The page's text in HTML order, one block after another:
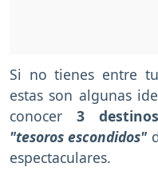
Si no tienes entre
estas son algunas
conocer3
"tesoros escondidos"
espectaculares.